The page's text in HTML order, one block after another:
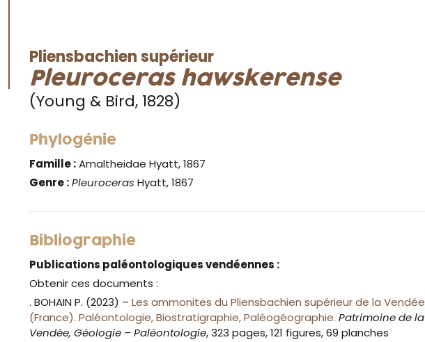
Pliensbachien supérieur
Pleuroceras hawskerense
(Young & Bird, 1828)
Phylogénie
Famille :Amaltheidae Hyatt, 1867
Genre :Pleuroceras Hyatt, 1867
Bibliographie
Publications paléontologiques vendéennes :
Obtenir ces documents :
. BOHAIN P. (2023) – Les ammonites du Pliensbachien supérieur de la Vendée
(France). Paléontologie, Biostratigraphie, Paléogéographie. Patrimoine de la
Vendée, Géologie – Paléontologie, 323 pages, 121 figures, 69 planches